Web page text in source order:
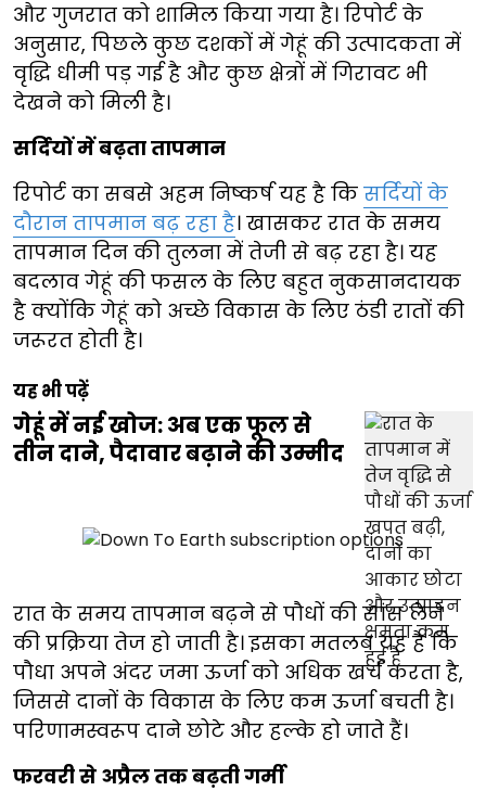
और गुजरात को शामिल किया गया है। रिपोर्ट के
अनुसार, पिछले कुछ दशकों में गेहूं की उत्पादकता में
वृद्धि धीमी पड़ गई है और कुछ क्षेत्रों में गिरावट भी
देखने को मिली है।
सर्दियों में बढ़ता तापमान
रिपोर्ट का सबसे अहम निष्कर्ष यह है कि सर्दियों के
दौरान तापमान बढ़ रहा है। खासकर रात के समय
तापमान दिन की तुलना में तेजी से बढ़ रहा है। यह
बदलाव गेहूं की फसल के लिए बहुत नुकसानदायक
है क्योंकि गेहूं को अच्छे विकास के लिए ठंडी रातों की
जरूरत होती है।
यह भी पढ़ें
गेहूं में नई खोज: अब एक फूल से
तीन दाने, पैदावार बढ़ाने की उम्मीद
रात के समय तापमान बढ़ने से पौधों की सांस लेने
की प्रक्रिया तेज हो जाती है। इसका मतलब यह है कि
पौधा अपने अंदर जमा ऊर्जा को अधिक खर्च करता है,
जिससे दानों के विकास के लिए कम ऊर्जा बचती है।
परिणामस्वरूप दाने छोटे और हल्के हो जाते हैं।
फरवरी से अप्रैल तक बढ़ती गर्मी